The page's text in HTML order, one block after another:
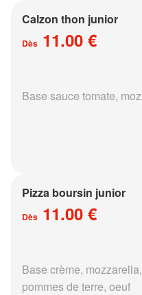
Calzon thon junior
Dès 11.00 €
Base sauce tomate,
Pizza boursin junior
Dès 11.00 €
Base crème,
pommes de terre, oeuf